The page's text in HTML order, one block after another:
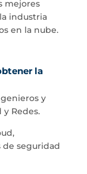
mejores
industria
en la nube.
la
y
y Redes.
seguridad